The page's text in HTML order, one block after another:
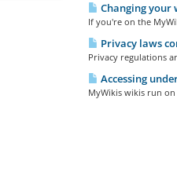
Changing your
If you're on the
Privacy laws
Privacy regulations
Accessing
MyWikis wikis run